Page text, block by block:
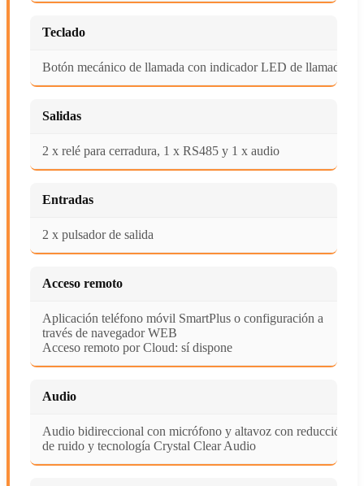
Teclado
Botón mecánico de llamada con indicador LED de llamada
Salidas
2 x relé para cerradura, 1 x RS485 y 1 x audio
Entradas
2 x pulsador de salida
Acceso remoto
Aplicación teléfono móvil SmartPlus o configuración a
través de navegador WEB
Acceso remoto por Cloud: sí dispone
Audio
Audio bidireccional con micrófono y altavoz con reducción
de ruido y tecnología Crystal Clear Audio